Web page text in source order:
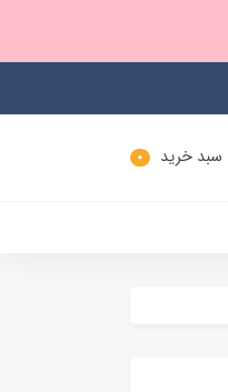
سبد خرید 0